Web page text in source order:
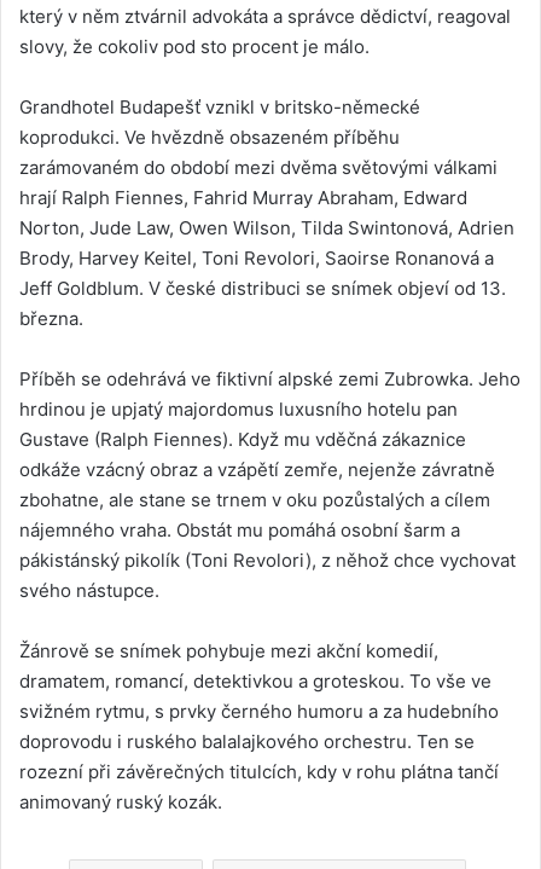
který v něm ztvárnil advokáta a správce dědictví, reagoval
slovy, že cokoliv pod sto procent je málo.
Grandhotel Budapešť vznikl v britsko-německé
koprodukci. Ve hvězdně obsazeném příběhu
zarámovaném do období mezi dvěma světovými válkami
hrají Ralph Fiennes, Fahrid Murray Abraham, Edward
Norton, Jude Law, Owen Wilson, Tilda Swintonová, Adrien
Brody, Harvey Keitel, Toni Revolori, Saoirse Ronanová a
Jeff Goldblum. V české distribuci se snímek objeví od 13.
března.
Příběh se odehrává ve fiktivní alpské zemi Zubrowka. Jeho
hrdinou je upjatý majordomus luxusního hotelu pan
Gustave (Ralph Fiennes). Když mu vděčná zákaznice
odkáže vzácný obraz a vzápětí zemře, nejenže závratně
zbohatne, ale stane se trnem v oku pozůstalých a cílem
nájemného vraha. Obstát mu pomáhá osobní šarm a
pákistánský pikolík (Toni Revolori), z něhož chce vychovat
svého nástupce.
Žánrově se snímek pohybuje mezi akční komedií,
dramatem, romancí, detektivkou a groteskou. To vše ve
svižném rytmu, s prvky černého humoru a za hudebního
doprovodu i ruského balalajkového orchestru. Ten se
rozezní při závěrečných titulcích, kdy v rohu plátna tančí
animovaný ruský kozák.